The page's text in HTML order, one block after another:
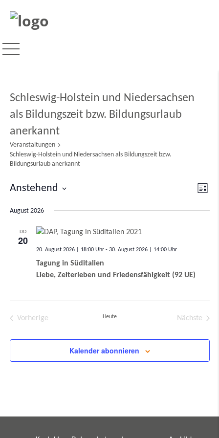
Schleswig-Holstein und Niedersachsen
als Bildungszeit bzw. Bildungsurlaub
anerkannt
Veranstaltungen
Schleswig-Holstein und Niedersachsen als Bildungszeit bzw.
Bildungsurlaub anerkannt
Liste
Anstehend
wählen.
August 2026
DO
20
20. August 2026 | 18:00 - 30. August 2026 | 14:00
Tagung in Süditalien
Liebe, Zeiterleben und Friedensfähigkeit (92 UE)
Vorherige
Heute
Nächste
Kalender abonnieren